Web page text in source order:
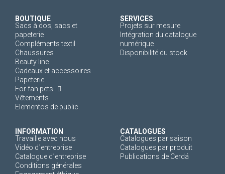
BOUTIQUE
Sacs à dos, sacs et
papeterie
Compléments textil
Chaussures
Beauty line
Cadeaux et accessoires
Papeterie
For fan pets
Vêtements
Elementos de public.
SERVICES
Projets sur mesure
Intégration du catalogue
numérique
Disponibilité du stock
INFORMATION
Travaille avec nous
Vidéo d´entreprise
Catalogue d´entreprise
Conditions générales
CATALOGUES
Catalogues par saison
Catalogues par produit
Publications de Cerdá